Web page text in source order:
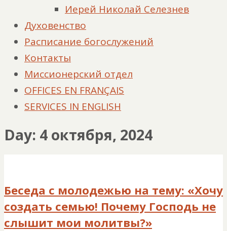
Иерей Николай Селезнев
Духовенство
Расписание богослужений
Контакты
Миссионерский отдел
OFFICES EN FRANÇAIS
SERVICES IN ENGLISH
Day: 4 октября, 2024
Беседа с молодежью на тему: «Хочу
создать семью! Почему Господь не
слышит мои молитвы?»